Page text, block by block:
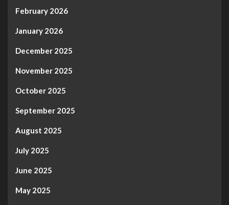
February 2026
January 2026
December 2025
November 2025
October 2025
September 2025
August 2025
July 2025
June 2025
May 2025